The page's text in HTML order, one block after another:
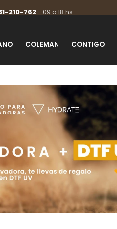
COLEMAN CONTIGO
210-762 09 a 18 hs